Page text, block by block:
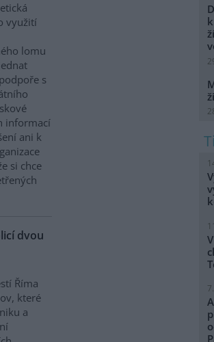
využití
lomu
s
informací
ani k
si chce
dvou
Říma
které
a